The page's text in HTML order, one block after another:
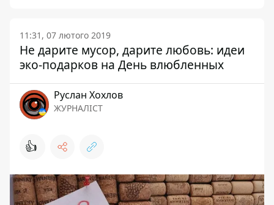
11:31, 07 лютого 2019
Не дарите мусор, дарите любовь: идеи
эко-подарков на День влюбленных
Руслан Хохлов
ЖУРНАЛІСТ
👍